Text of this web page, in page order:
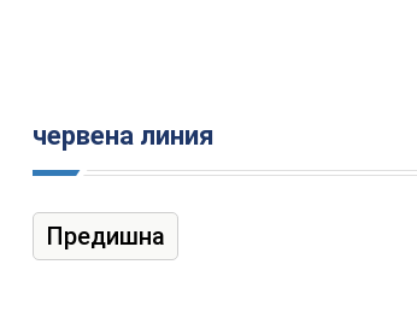
червена линия
Предишна